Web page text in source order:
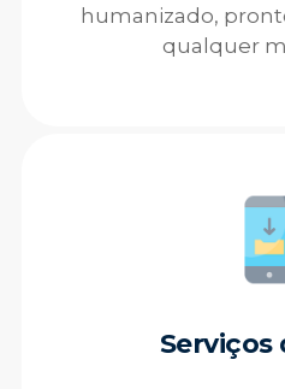
humanizado,
qualquer
Serviços